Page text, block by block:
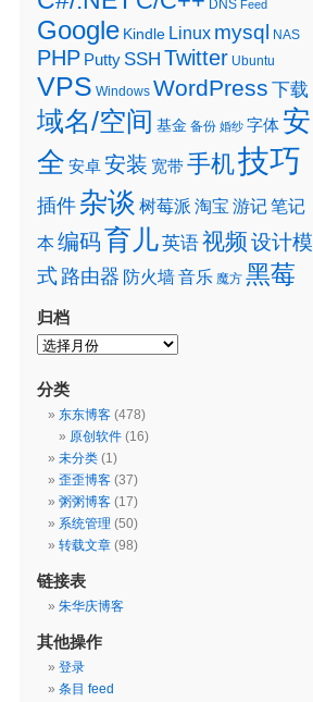
DNS Feed
Google Kindle Linux mysql NAS
PHP Putty SSH Twitter Ubuntu
VPS Windows WordPress 下载
域名/空间 基金 备份 婚纱 字体 安
全 安卓安装 宽带手机技巧
插件杂谈 树莓派 淘宝 游记笔记
本编码育儿英语视频设计模
式 路由器 防火墙音乐 魔方 黑莓
归档
分类
东东博客 (478)
原创软件 (16)
未分类 (1)
歪歪博客 (37)
粥粥博客 (17)
系统管理 (50)
转载文章 (98)
链接表
朱华庆博客
其他操作
登录
条目 feed